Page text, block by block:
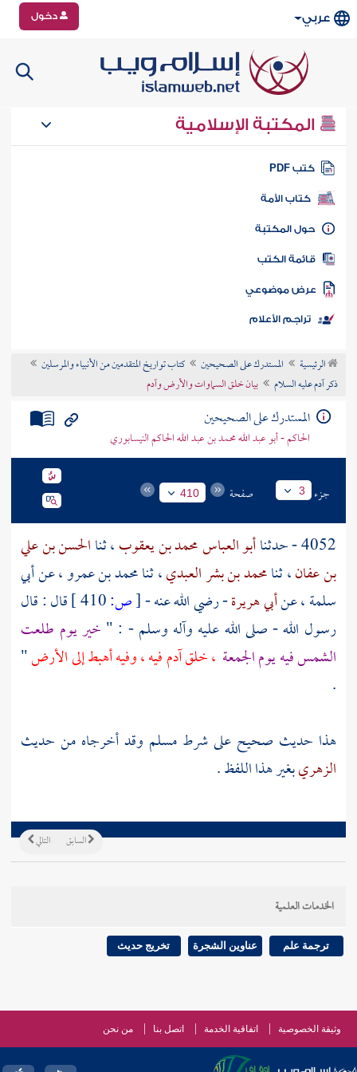
عربي دخول
المكتبة الإسلامية
كتب PDF
كتاب الأمة
المكتبة
الكتب
موضوعي
تراجم الأعلام
الرئيسية المستدرك على الصحيحين
كتاب تواريخ المتقدمين من الأنبياء والمرسلين
ذكر آدم عليه السلام
بيان خلق السماوات والأرض وآدم
المستدرك على الصحيحين
الحاكم - أبو عبد الله محمد بن عبد الله الحاكم النيسابوري
جزء 3 صفحة 410
4052 - حدثنا أبو العباس محمد بن يعقوب، ثناالحسن بن علي
بن عفان، ثنامحمد بن بشر العبدي، ثنامحمد بن عمرو، عنأبي
سلمة، عنأبي هريرة- رضي الله عنه -[ص:
قال : قال
رسول الله - صلى الله عليه وآله وسلم - : " خير يوم طلعت
الشمس فيه يوم الجمعة ، خلقآدمفيه ، وفيه أهبط إلى الأرض"
.
هذا حديث صحيح على شرط مسلم وقد أخرجاه من حديث
الزهريبغير هذا اللفظ .
التالي السابق
الخدمات العلمية
ترجمة علم عناوين الشجرة تخريج حديث
وثيقة الخصوصية اتفاقية الخدمة اتصل بنا من نحن